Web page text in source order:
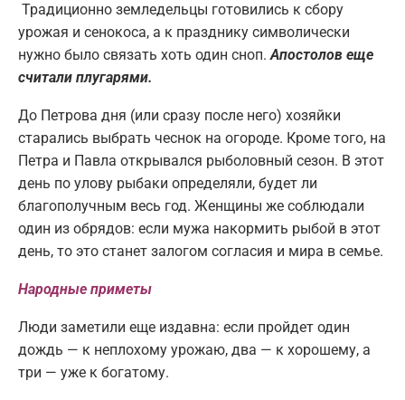
Традиционно земледельцы готовились к сбору
урожая и сенокоса, а к празднику символически
нужно было связать хоть один сноп.Апостолов еще
считали плугарями.
До Петрова дня (или сразу после него) хозяйки
старались выбрать чеснок на огороде. Кроме того, на
Петра и Павла открывался рыболовный сезон. В этот
день по улову рыбаки определяли, будет ли
благополучным весь год. Женщины же соблюдали
один из обрядов: если мужа накормить рыбой в этот
день, то это станет залогом согласия и мира в семье.
Народные приметы
Люди заметили еще издавна: если пройдет один
дождь — к неплохому урожаю, два — к хорошему, а
три — уже к богатому.